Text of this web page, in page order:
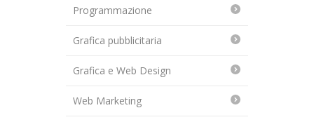
Programmazione
Grafica pubblicitaria
Grafica e Web Design
Web Marketing